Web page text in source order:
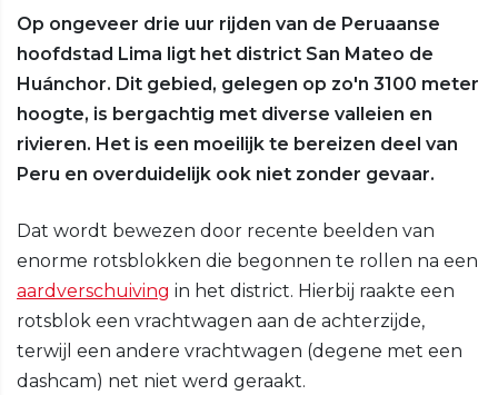
Op ongeveer drie uur rijden van de Peruaanse
hoofdstad Lima ligt het district San Mateo de
Huánchor. Dit gebied, gelegen op zo'n 3100 meter
hoogte, is bergachtig met diverse valleien en
rivieren. Het is een moeilijk te bereizen deel van
Peru en overduidelijk ook niet zonder gevaar.
Dat wordt bewezen door recente beelden van
enorme rotsblokken die begonnen te rollen na een
aardverschuiving in het district. Hierbij raakte een
rotsblok een vrachtwagen aan de achterzijde,
terwijl een andere vrachtwagen (degene met een
dashcam) net niet werd geraakt.